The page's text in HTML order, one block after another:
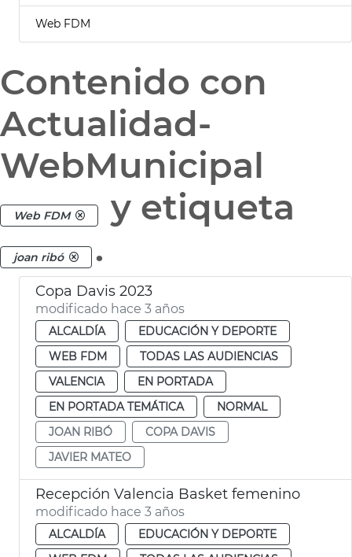
Web FDM
Contenido con
Actualidad-
WebMunicipal
Web FDM y etiqueta
joan ribó .
Copa Davis 2023
modificado hace 3 años
ALCALDÍA
EDUCACIÓN Y DEPORTE
WEB FDM
TODAS LAS AUDIENCIAS
VALENCIA
EN PORTADA
EN PORTADA TEMÁTICA
NORMAL
JOAN RIBÓ
COPA DAVIS
JAVIER MATEO
Recepción Valencia Basket femenino
modificado hace 3 años
ALCALDÍA
EDUCACIÓN Y DEPORTE